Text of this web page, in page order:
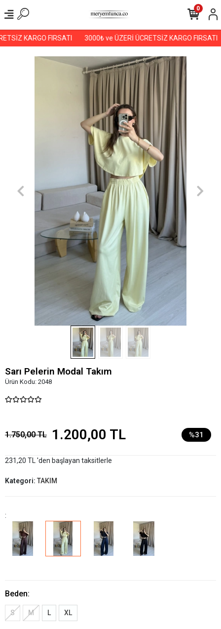
KARGO FIRSATI 3000₺ ve ÜZERİ ÜCRETSİZ KARGO FIRSATI
0
Sarı Pelerin Modal Takım
Ürün Kodu: 2048
1.750,00 TL 1.200,00 TL %31
231,20 TL 'den başlayan taksitlerle
Kategori: TAKIM
:
Beden:
S M L XL